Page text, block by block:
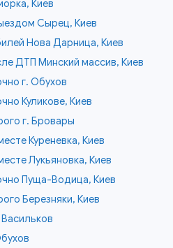
Киев
Сырец, Киев
Нова Дарница, Киев
ДТП Минский массив, Киев
г. Обухов
Куликове, Киев
г. Бровары
Куреневка, Киев
Лукьяновка, Киев
Пуща-Водица, Киев
Березняки, Киев